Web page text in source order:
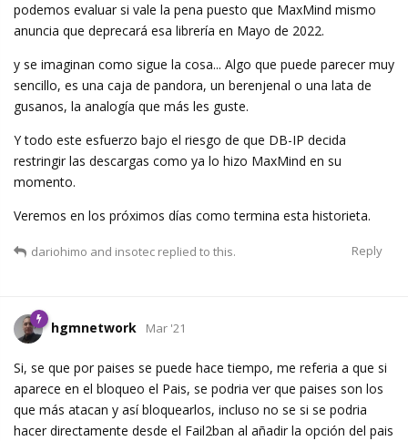
podemos evaluar si vale la pena puesto que MaxMind mismo
anuncia que deprecará esa librería en Mayo de 2022.
y se imaginan como sigue la cosa... Algo que puede parecer muy
sencillo, es una caja de pandora, un berenjenal o una lata de
gusanos, la analogía que más les guste.
Y todo este esfuerzo bajo el riesgo de que DB-IP decida
restringir las descargas como ya lo hizo MaxMind en su
momento.
Veremos en los próximos días como termina esta historieta.
Reply
dariohimo and insotec replied to this.
hgmnetwork Mar '21
Si, se que por paises se puede hace tiempo, me referia a que si
aparece en el bloqueo el Pais, se podria ver que paises son los
que más atacan y así bloquearlos, incluso no se si se podria
hacer directamente desde el Fail2ban al añadir la opción del pais